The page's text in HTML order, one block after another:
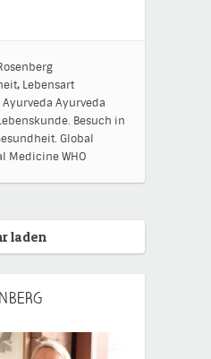
, Lebensart
Ayurveda Ayurveda
Besuch in
Global
MedicineWHO
laden